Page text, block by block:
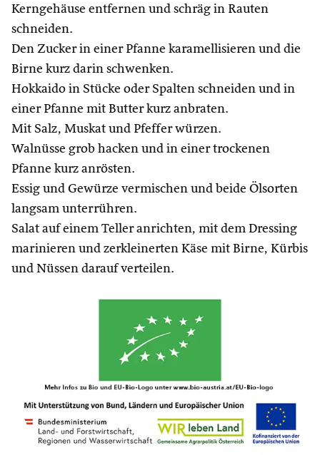
Kerngehäuse entfernen und schräg in Rauten
schneiden.
Den Zucker in einer Pfanne karamellisieren und die
Birne kurz darin schwenken.
Hokkaido in Stücke oder Spalten schneiden und in
einer Pfanne mit Butter kurz anbraten.
Mit Salz, Muskat und Pfeffer würzen.
Walnüsse grob hacken und in einer trockenen
Pfanne kurz anrösten.
Essig und Gewürze vermischen und beide Ölsorten
langsam unterrühren.
Salat auf einem Teller anrichten, mit dem Dressing
marinieren und zerkleinerten Käse mit Birne, Kürbis
und Nüssen darauf verteilen.